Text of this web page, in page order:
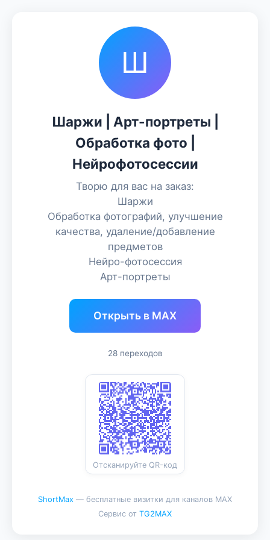
Ш
Шаржи | Арт-портреты |
Обработка фото |
Нейрофотосессии
Творю для вас на заказ:
Шаржи
Обработка фотографий, улучшение
качества, удаление/добавление
предметов
Нейро-фотосессия
Арт-портреты
Открыть в MAX
28 переходов
Отсканируйте QR-код
ShortMax — бесплатные визитки для каналов MAX
Сервис от TG2MAX